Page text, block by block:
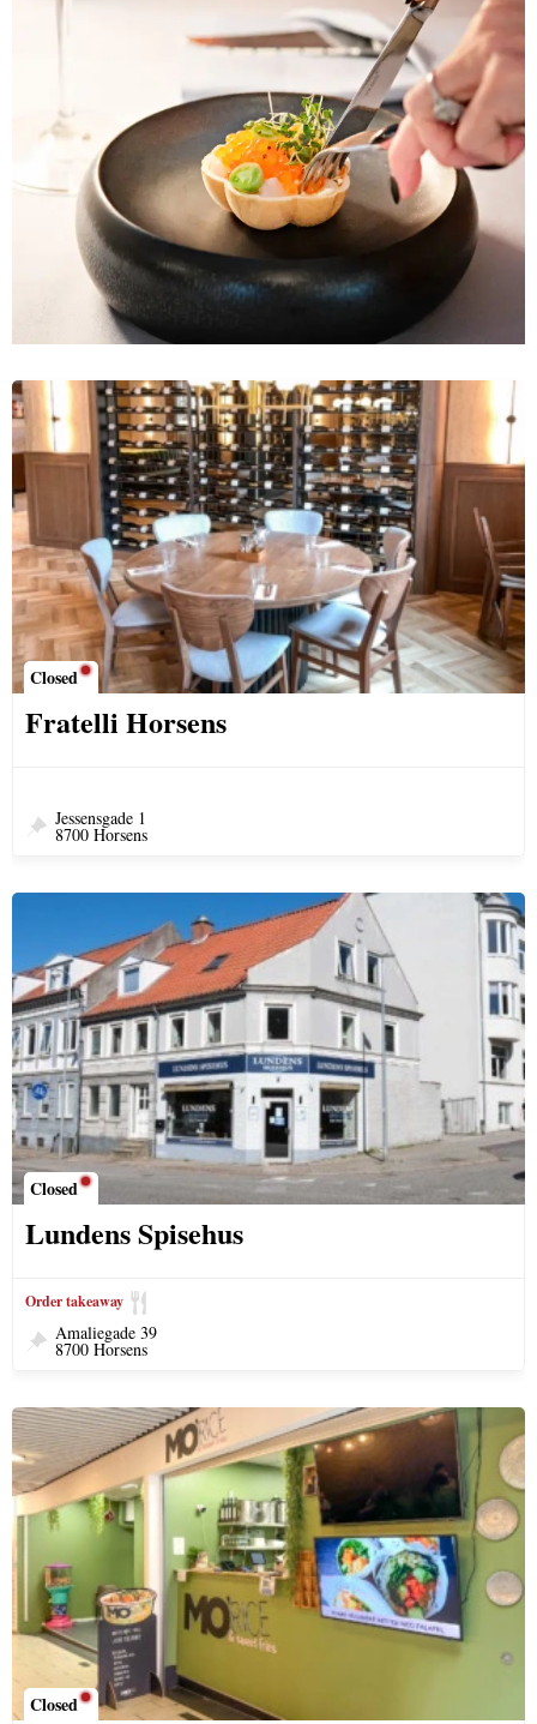
Closed
Fratelli Horsens
Jessensgade 1
8700 Horsens
Closed
Lundens Spisehus
Order takeaway
Amaliegade 39
8700 Horsens
Closed